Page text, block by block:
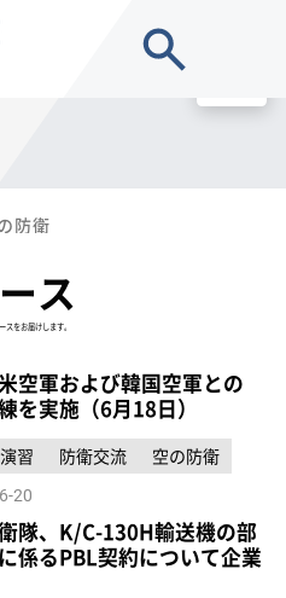
防衛
ス
をお届けします。
空軍および韓国空軍との
を実施（6月18日）
習 防衛交流 空の防衛
20
隊、K/C-130H輸送機の部
係るPBL契約について企業